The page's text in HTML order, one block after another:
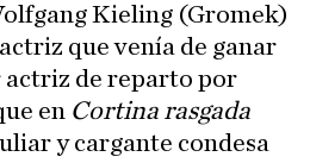
Kieling (Gromek)
que venía de ganar
actriz de reparto por
en Cortina rasgada
y cargante condesa